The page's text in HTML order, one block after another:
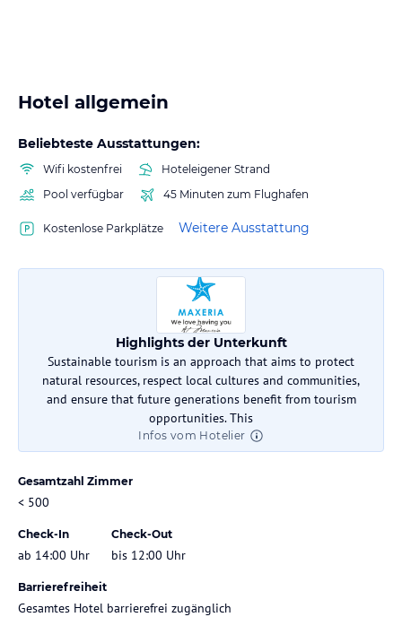
Hotel allgemein
Beliebteste Ausstattungen:
Wifi kostenfrei
Hoteleigener Strand
Pool verfügbar
45 Minuten zum Flughafen
Kostenlose Parkplätze Weitere Ausstattung
Highlights der Unterkunft
Sustainable tourism is an approach that aims to protect
natural resources, respect local cultures and communities,
and ensure that future generations benefit from tourism
opportunities. This
Infos vom Hotelier
Gesamtzahl Zimmer
< 500
Check-In
ab 14:00 Uhr
Check-Out
bis 12:00 Uhr
Barrierefreiheit
Gesamtes Hotel barrierefrei zugänglich